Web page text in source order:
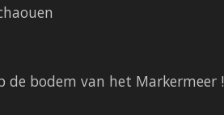
de bodem van het Markermeer !